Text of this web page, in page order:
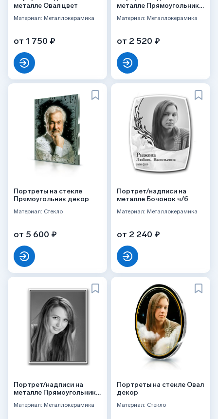
металле Овал цвет
Материал: Металлокерамика
от 1 750 ₽
металле Прямоугольник
Материал: Металлокерамика
от 2 520 ₽
Портреты на стекле
Прямоугольник декор
Материал: Стекло
от 5 600 ₽
Портрет/надписи на
металле Бочонок ч/б
Материал: Металлокерамика
от 2 240 ₽
Портрет/надписи на
металле Прямоугольник
Материал: Металлокерамика
Портреты на стекле Овал
декор
Материал: Стекло